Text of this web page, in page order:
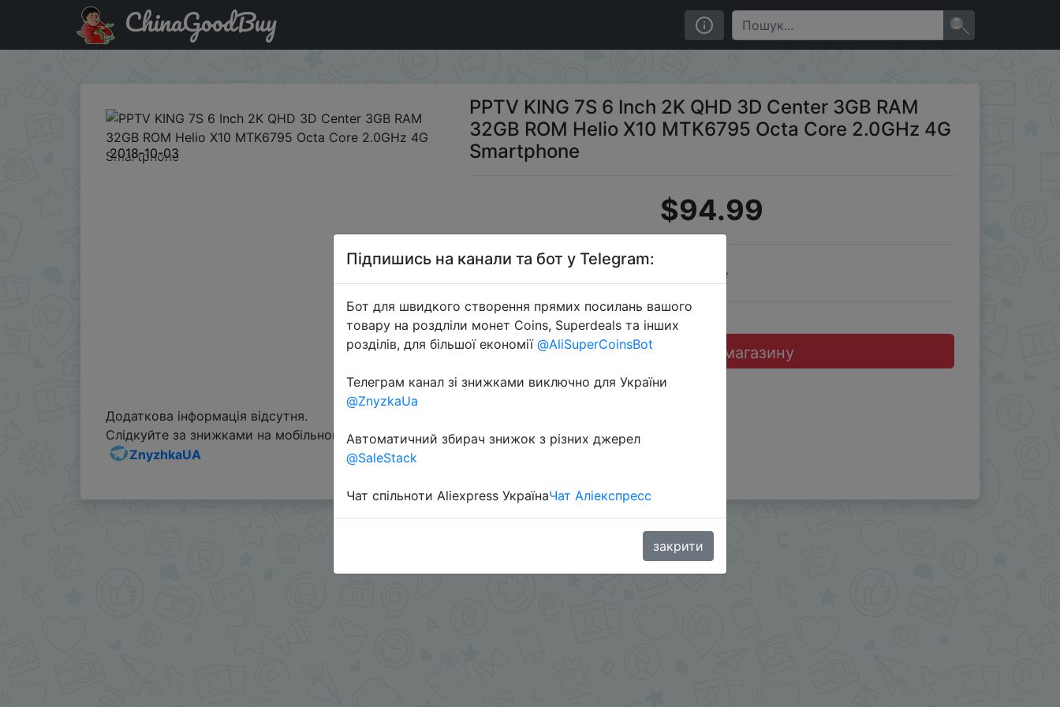
Знижка на PPTV KING 7S 6 Inch 2K QHD 3D Center 3GB RAM 32GB ROM Helio X10 MTK6795 Octa Core 2.0GHz 4G Smartphone
ChinaGoodBuy
2018-10-03
PPTV KING 7S 6 Inch 2K QHD 3D Center 3GB RAM
32GB ROM Helio X10 MTK6795 Octa Core 2.0GHz 4G
Smartphone
$94.99
Sale
Перейти до магазину
Додаткова інформація відсутня.
Слідкуйте за знижками на мобільному, в телеграм каналі:
ZnyzhkaUA
Підпишись на канали та бот у Telegram:
Бот для швидкого створення прямих посилань вашого
товару на роздліли монет Coins, Superdeals та інших
розділів, для більшої економії @AliSuperCoinsBot
Телеграм канал зі знижками виключно для України
@ZnyzkaUa
Автоматичний збирач знижок з різних джерел
@SaleStack
Чат спільноти Aliexpress УкраїнаЧат Аліекспресс
закрити